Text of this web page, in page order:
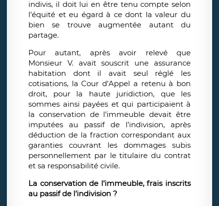
indivis, il doit lui en être tenu compte selon
l’équité et eu égard à ce dont la valeur du
bien se trouve augmentée autant du
partage.
Pour autant, après avoir relevé que
Monsieur V. avait souscrit une assurance
habitation dont il avait seul réglé les
cotisations, la Cour d’Appel a retenu à bon
droit, pour la haute juridiction, que les
sommes ainsi payées et qui participaient à
la conservation de l’immeuble devait être
imputées au passif de l’indivision, après
déduction de la fraction correspondant aux
garanties couvrant les dommages subis
personnellement par le titulaire du contrat
et sa responsabilité civile.
La conservation de l’immeuble, frais inscrits
au passif de l’indivision ?